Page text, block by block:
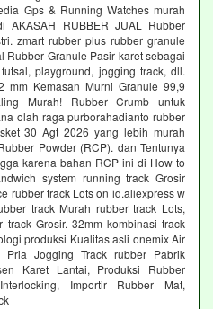
Gps & Running Watches murah
AKASAH RUBBER JUAL Rubber
zmart rubber plus rubber granule
Rubber Granule Pasir karet sebagai
playground, jogging track, dll.
Kemasan Murni Granule 99,9
Murah! Rubber Crumb untuk
olah raga purborahadianto rubber
30 Agt 2026 yang lebih murah
Powder (RCP). dan Tentunya
karena bahan RCP ini di How to
system running track Grosir
rubber track Lots on id.aliexpress w
track Murah rubber track Lots,
Grosir. 32mm kombinasi track
produksi Kualitas asli onemix Air
Pria Jogging Track rubber Pabrik
Karet Lantai, Produksi Rubber
Importir Rubber Mat,